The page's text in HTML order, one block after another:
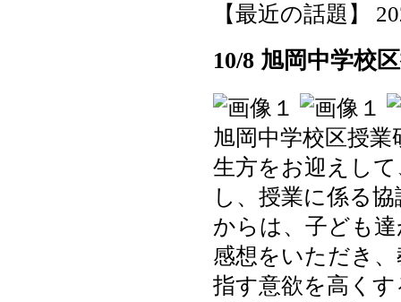
【最近の話題】
10/8 旭岡中学校
旭岡中学校区授
生方をお迎えし
し、授業に係る
からは、子ども
感想をいただき
指す意欲を高く